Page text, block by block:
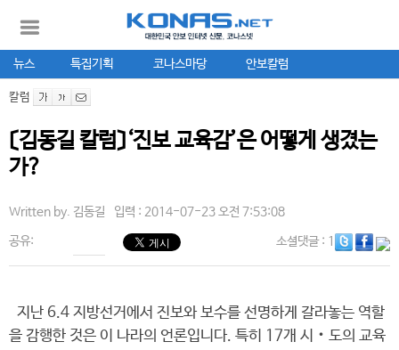
뉴스 특집기획 코나스마당 안보칼럼
칼럼
〔김동길 칼럼〕‘진보 교육감’은 어떻게 생겼는
가?
Written by. 김동길 입력 : 2014-07-23 오전 7:53:08
공유: 소셜댓글: 1
지난 6.4 지방선거에서 진보와 보수를 선명하게 갈라놓는 역할
을 감행한 것은 이 나라의 언론입니다. 특히 17개 시‧도의 교육